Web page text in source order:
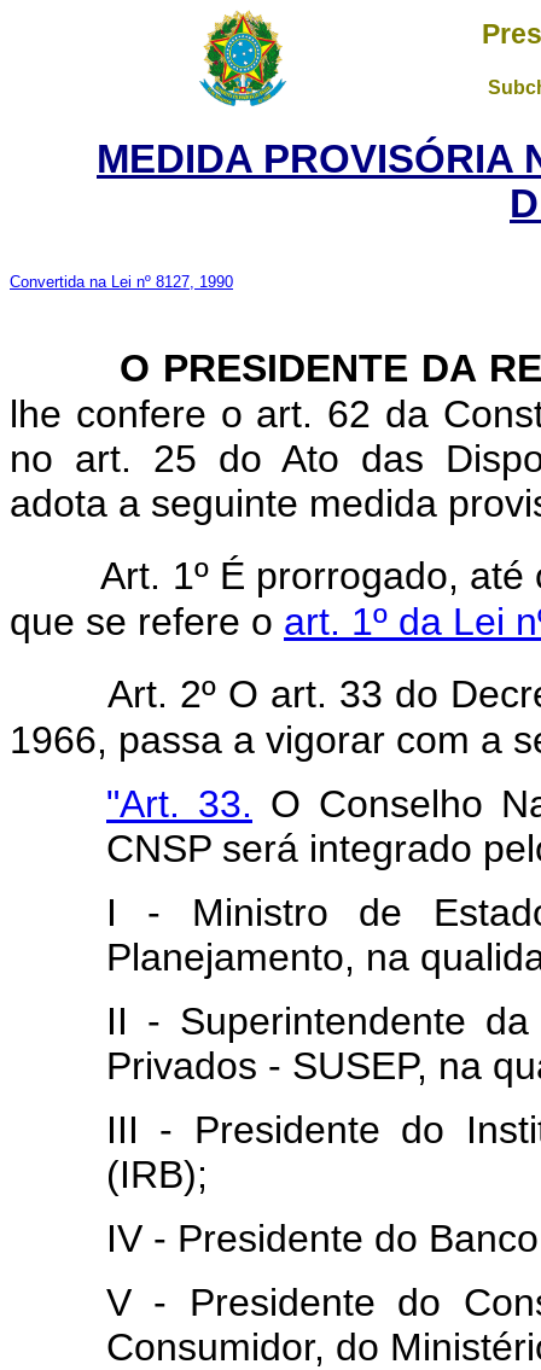
MEDIDA PROVISÓRIA
Convertida na Lei nº 8127, 1990
O PRESIDENTE DA
lhe confere o art. 62 da
no art. 25 do Ato das
adota a seguinte medida
Art. 1º É prorrogado, até
que se refere o art. 1º da Lei
Art. 2º O art. 33 do
1966, passa a vigorar com a
"Art. 33. O Conselho
CNSP será integrado
I - Ministro de
Planejamento, na
II - Superintendente
Privados - SUSEP, na
III - Presidente do
(IRB);
IV - Presidente do
V - Presidente do
Consumidor, do